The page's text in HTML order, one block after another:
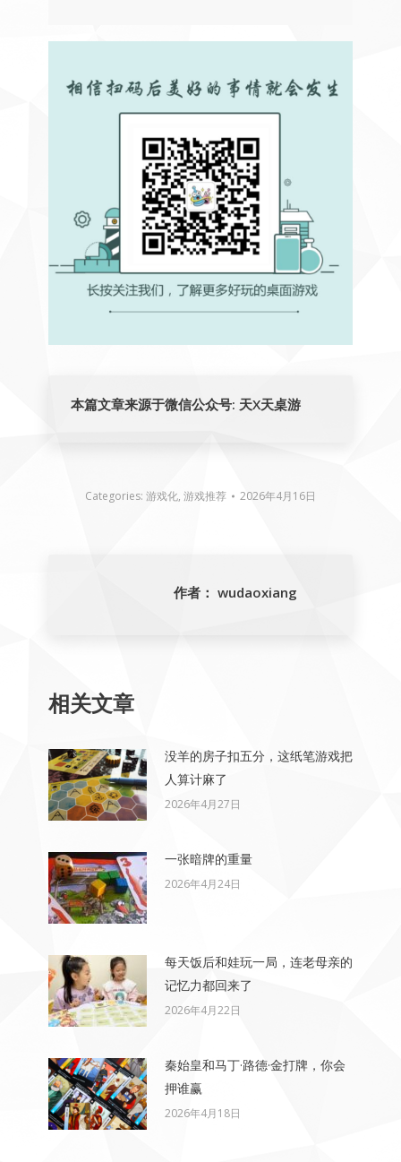
本篇文章来源于微信公众号: 天X天桌游
Categories: 游戏化, 游戏推荐 2026年4月16日
作者： wudaoxiang
相关文章
没羊的房子扣五分，这纸笔游戏把
人算计麻了
2026年4月27日
一张暗牌的重量
2026年4月24日
每天饭后和娃玩一局，连老母亲的
记忆力都回来了
2026年4月22日
秦始皇和马丁·路德·金打牌，你会
押谁赢
2026年4月18日